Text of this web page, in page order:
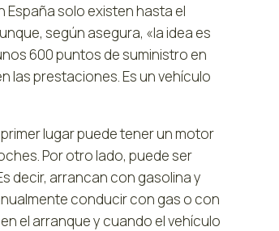
España solo existen hasta el
según asegura, «la idea es
600 puntos de suministro en
las prestaciones. Es un vehículo
lugar puede tener un motor
Por otro lado, puede ser
decir, arrancan con gasolina y
conducir con gas o con
el arranque y cuando el vehículo